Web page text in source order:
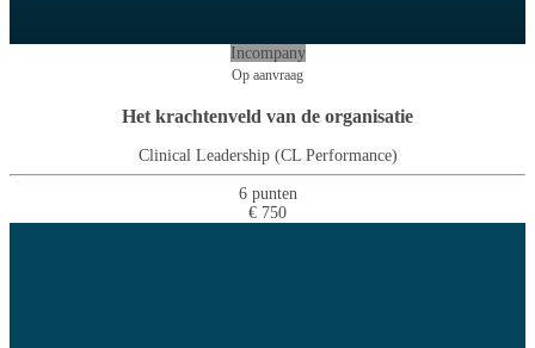
Incompany
Op aanvraag
Het krachtenveld van de organisatie
Clinical Leadership (CL Performance)
6 punten
€ 750